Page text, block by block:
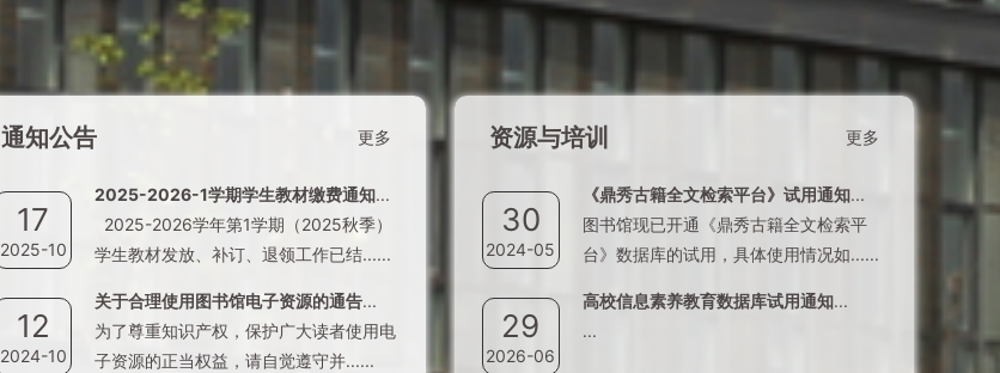
通知公告 更多
17
2025-10
2025-2026-1学期学生教材缴费通知...
2025-2026学年第1学期（2025秋季）
学生教材发放、补订、退领工作已结......
12
2024-10
关于合理使用图书馆电子资源的通告...
为了尊重知识产权，保护广大读者使用电
子资源的正当权益，请自觉遵守并......
资源与培训 更多
30
2024-05
《鼎秀古籍全文检索平台》试用通知...
图书馆现已开通《鼎秀古籍全文检索平
台》数据库的试用，具体使用情况如......
29
2026-06
高校信息素养教育数据库试用通知...
...